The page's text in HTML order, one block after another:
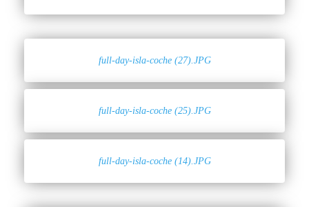
full-day-isla-coche (27).JPG
full-day-isla-coche (25).JPG
full-day-isla-coche (14).JPG